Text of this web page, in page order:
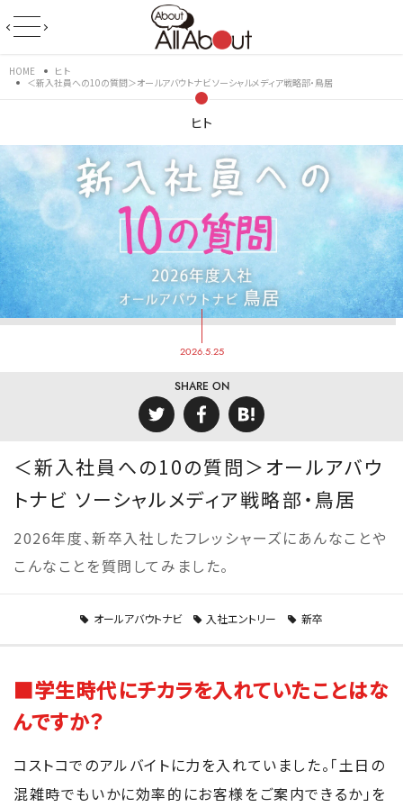
HOME
ヒト
＜新入社員への10の質問＞オールアバウトナビ ソーシャルメディア戦略部・鳥居
ヒト
2026.5.25
SHARE ON
＜新入社員への10の質問＞オールアバウ
トナビ ソーシャルメディア戦略部・鳥居
2026年度、新卒入社したフレッシャーズにあんなことや
こんなことを質問してみました。
オールアバウトナビ 入社エントリー 新卒
■学生時代にチカラを入れていたことはな
んですか？
コストコでのアルバイトに力を入れていました。「土日の
混雑時でもいかに効率的にお客様をご案内できるか」を